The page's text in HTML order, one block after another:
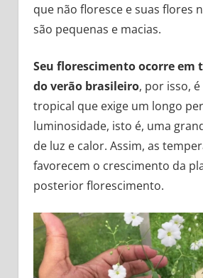
que não floresce e suas flores
são pequenas e macias.
Seu florescimento ocorre em
do verão brasileiro, por isso,
tropical que exige um longo
luminosidade, isto é, uma
de luz e calor. Assim, as
favorecem o crescimento da
posterior florescimento.